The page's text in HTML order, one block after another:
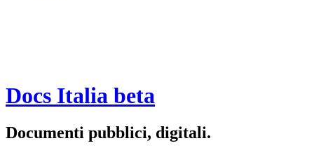
Docs Italia beta
Documenti pubblici, digitali.